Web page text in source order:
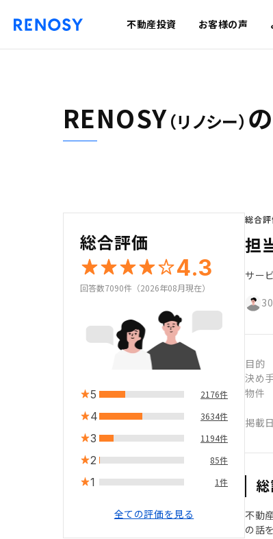
不動産投資 お客様の声
RENOSY（リノシー）
総合評価
4.3
回答数7090件（2026年08月現在）
5 2176件
4 3634件
3 1194件
2 85件
1 1件
全ての評価を見る
総合評
担
サー
目的
決め
物件
掲載日
不動
の話